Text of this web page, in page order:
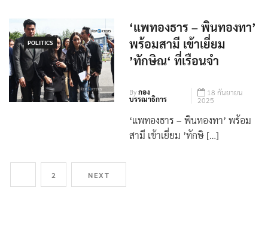
POLITICS
‘แพทองธาร – พินทองทา’
พร้อมสามี เข้าเยี่ยม
’ทักษิณ‘ ที่เรือนจำ
Byกอง
บรรณาธิการ
18 กันยายน
2025